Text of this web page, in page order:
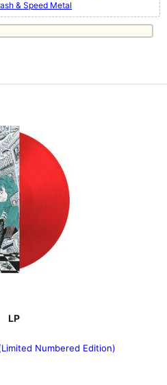
& Speed Metal
LP
Numbered Edition)